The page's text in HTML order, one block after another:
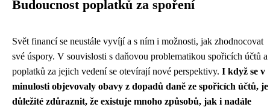
Budoucnost poplatků za spoření
Svět financí se neustále vyvíjí a s ním i možnosti, jak zhodnocovat
své úspory. V souvislosti s daňovou problematikou spořicích účtů a
poplatků za jejich vedení se otevírají nové perspektivy. I když se v
minulosti objevovaly obavy z dopadů daně ze spořicích účtů, je
důležité zdůraznit, že existuje mnoho způsobů, jak i nadále